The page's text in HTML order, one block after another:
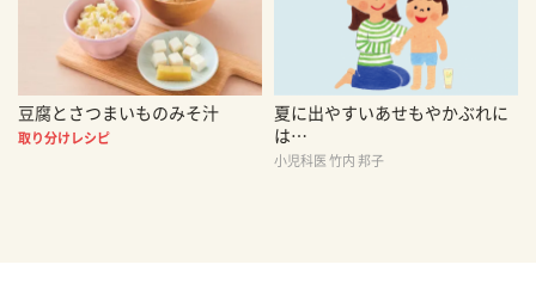
豆腐とさつまいものみそ汁
取り分けレシピ
夏に出やすいあせもやかぶれに
は…
小児科医 竹内 邦子